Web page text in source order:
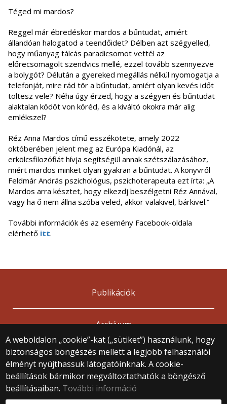
Téged mi mardos?
Reggel már ébredéskor mardos a bűntudat, amiért
állandóan halogatod a teendőidet? Délben azt szégyelled,
hogy műanyag tálcás paradicsomot vettél az
előrecsomagolt szendvics mellé, ezzel tovább szennyezve
a bolygót? Délután a gyereked megállás nélkül nyomogatja a
telefonját, mire rád tör a bűntudat, amiért olyan kevés időt
töltesz vele? Néha úgy érzed, hogy a szégyen és bűntudat
alaktalan ködöt von köréd, és a kiváltó okokra már alig
emlékszel?
Réz Anna Mardos című esszékötete, amely 2022
októberében jelent meg az Európa Kiadónál, az
erkölcsfilozófiát hívja segítségül annak szétszálazásához,
miért mardos minket olyan gyakran a bűntudat. A könyvről
Feldmár András pszichológus, pszichoterapeuta ezt írta: „A
Mardos arra késztet, hogy elkezdj beszélgetni Réz Annával,
vagy ha ő nem állna szóba veled, akkor valakivel, bárkivel.”
További információk és az esemény Facebook-oldala
elérhető itt.
A weboldalon „cookie”-kat („sütiket”) használunk, hogy
biztonságos böngészés mellett a legjobb felhasználói
élményt nyújthassuk látogatóinknak. A cookie-
beállítások bármikor megváltoztathatók a böngésző
beállításaiban. További információ
Publikációk
Archívum
© 2025 Eötvös Loránd Tudományegyetem
Minden jog fenntartva.
1053 Budapest, Egyetem tér 1–3.
Központi telefonszám: +36 1 411 6500
Webfejlesztés: